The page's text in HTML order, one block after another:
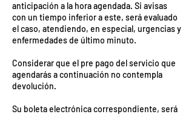
anticipación a la hora agendada. Si avisas
con un tiempo inferior a este, será evaluado
el caso, atendiendo, en especial, urgencias y
enfermedades de último minuto.
Considerar que el pre pago del servicio que
agendarás a continuación no contempla
devolución.
Su boleta electrónica correspondiente, será